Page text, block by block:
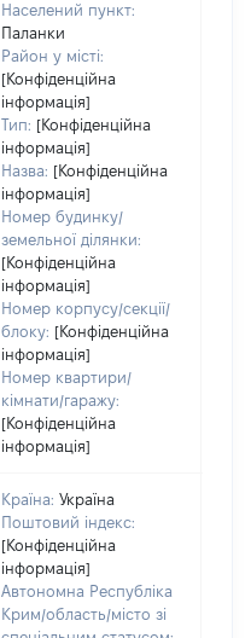
Населений пункт:
Паланки
Район у місті:
[Конфіденційна
інформація]
Тип: [Конфіденційна
інформація]
Назва: [Конфіденційна
інформація]
Номер будинку/
земельної ділянки:
[Конфіденційна
інформація]
Номер корпусу/секції/
блоку: [Конфіденційна
інформація]
Номер квартири/
кімнати/гаражу:
[Конфіденційна
інформація]
Країна: Україна
Поштовий індекс:
[Конфіденційна
інформація]
Автономна Республіка
Крим/область/місто зі